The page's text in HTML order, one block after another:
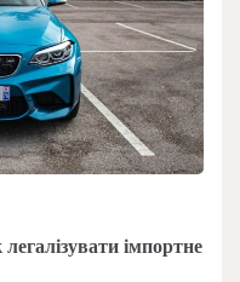
імпортне